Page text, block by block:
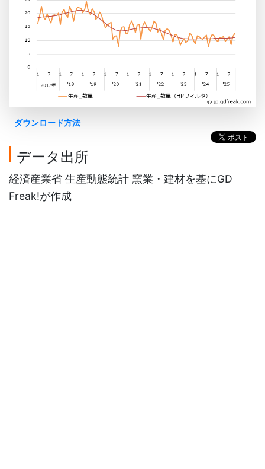
ダウンロード方法
データ出所
経済産業省 生産動態統計 窯業・建材を基にGD
Freak!が作成